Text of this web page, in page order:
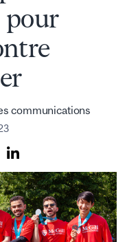
pour
communications